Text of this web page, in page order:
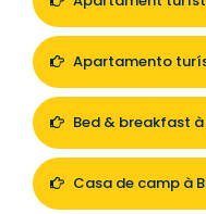
Apartamento
Bed & breakfast
Casa de camp à